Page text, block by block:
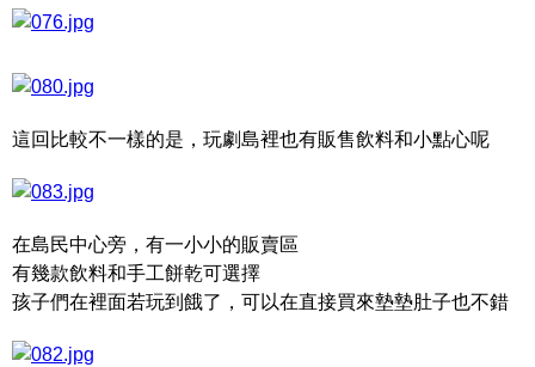
這回比較不一樣的是，玩劇島裡也有販售飲料和小點心呢
在島民中心旁，有一小小的販賣區
有幾款飲料和手工餅乾可選擇
孩子們在裡面若玩到餓了，可以在直接買來墊墊肚子也不錯